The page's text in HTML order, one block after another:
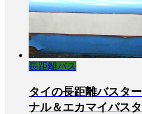
長距離バス
タイの長距離バスタ
ナル＆エカマイバス